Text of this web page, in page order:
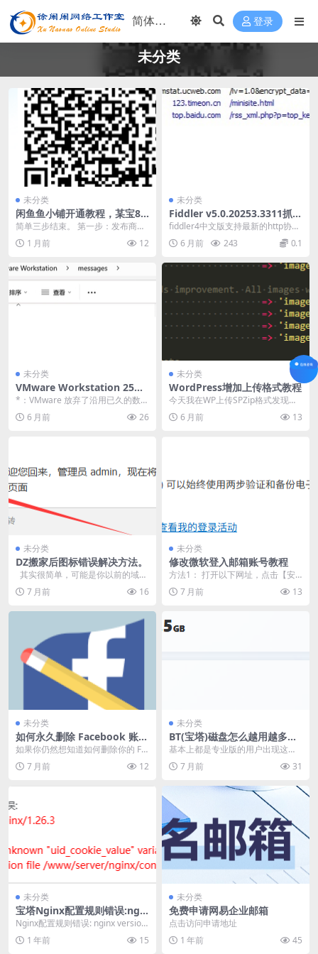
登录
未分类
未分类
闲鱼鱼小铺开通教程，某宝88
元教程，免费分享。
简单三步结束。 第一步：发布商
品，已发布商品跳过。 第二步：扫
码开通鱼小铺 第三...
1 月前 12
未分类
Fiddler v5.0.20253.3311抓包
工具中文版
fiddler4中文版支持最新的http协
议，在日常的使用过程中能够保证
用户的基...
6 月前 243 0.1
未分类
VMware Workstation 25H2
中文设置教程
*：VMware 放弃了沿用已久的数字
版本号（如 17.6.X），转而采用与
微软...6 月前 26
未分类
WordPress增加上传格式教程
今天我在WP上传SPZip格式发现无
法上传，想必其他人会遇到类似的
问题，所以我做...
6 月前 13
未分类
DZ搬家后图标错误解决方法。
其实很简单，可能是你以前的域名
是www.xxx.com 但是搬家...
7 月前 16
未分类
修改微软登入邮箱账号教程
方法1： 打开以下网址，点击【安
全】点击【管理登入方式】。 http
s://ac...
7 月前 13
未分类
如何永久删除 Facebook 账号
教程
如果你仍然想知道如何删除你的 Fa
cebook 帐号，我们提供了一个快速
简易的解...
7 月前 12
未分类
BT(宝塔)磁盘怎么越用越多，
现在教大家解决问题。
基本上都是专业版的用户出现这个
问题，如果不是专业版本的用户直
接拉到最下方看内容。...
7 月前 31
未分类
宝塔Nginx配置规则错误:ngin
x: [emerg] unknown “uid_c
ookie_value” variable
Nginx配置规则错误: nginx version:
nginx/1.26.3...
1 年前 15
未分类
免费申请网易企业邮箱
点击访问申请地址
1 年前
45